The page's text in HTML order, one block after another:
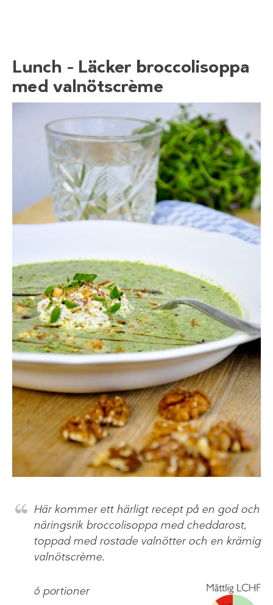
Lunch – Läcker broccolisoppa
med valnötscrème
Här kommer ett härligt recept på en god och
näringsrik broccolisoppa med cheddarost,
toppad med rostade valnötter och en krämig
valnötscrème.
6 portioner